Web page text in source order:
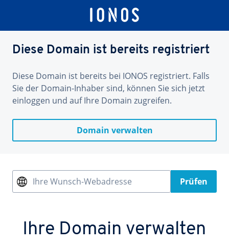
Diese Domain ist bereits registriert
Diese Domain ist bereits bei IONOS registriert. Falls
Sie der Domain-Inhaber sind, können Sie sich jetzt
einloggen und auf Ihre Domain zugreifen.
Domain verwalten
Ihre Wunsch-Webadresse Prüfen
Ihre Domain verwalten